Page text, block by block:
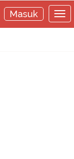
Masuk